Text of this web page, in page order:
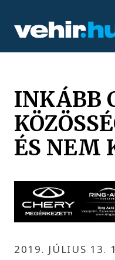
INKÁBB
ÉS NEM
2019. JÚLIUS 13.